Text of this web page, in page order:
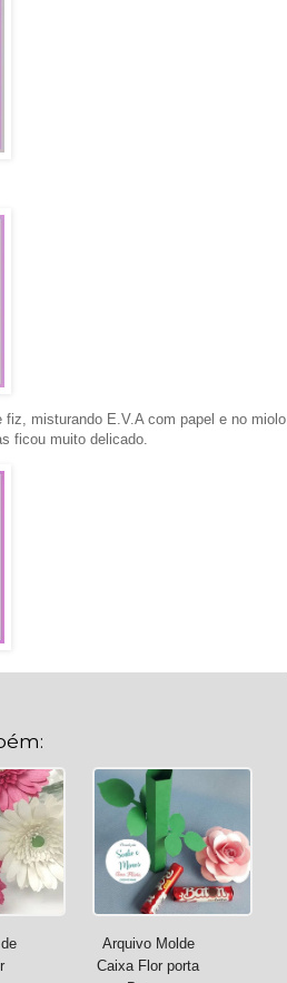
misturando E.V.A com papel e no miolo
ficou muito delicado.
Arquivo Molde
Caixa Flor porta